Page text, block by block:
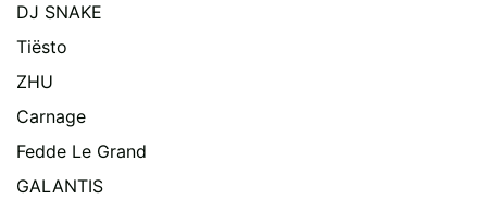
DJ SNAKE
Tiësto
ZHU
Carnage
Fedde Le Grand
GALANTIS